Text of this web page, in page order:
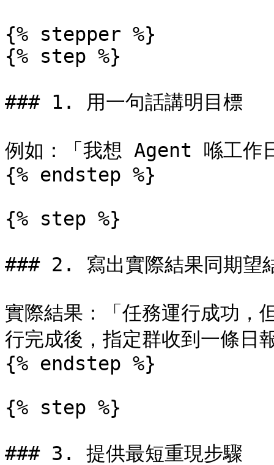
{% stepper %}
{% step %}
### 1. 用一句話講明目標
例如：「我想 Agent 喺工作
{% endstep %}
{% step %}
### 2. 寫出實際結果同期望
實際結果：「任務運行成功，
行完成後，指定群收到一條日
{% endstep %}
{% step %}
### 3. 提供最短重現步驟